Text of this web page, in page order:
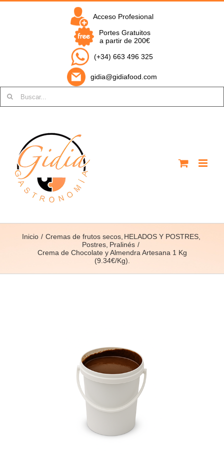
Saltar
Acceso Profesional
Portes Gratuitos
a partir de 200€
(+34) 663 496 325
gidia@gidiafood.com
Inicio Cremas de frutos secos HELADOS Y POSTRES
Postres Pralinés
Crema de Chocolate y Almendra Artesana 1 Kg
(9.34€/Kg).